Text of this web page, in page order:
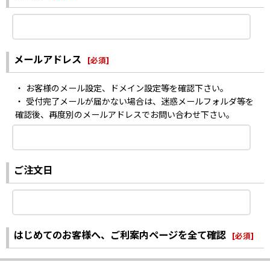
メールアドレス [必須]
・ お客様のメール設定、ドメイン設定等を確認下さい。
・ 受付完了メールが届かない場合は、迷惑メールフォルダ等を
確認後、再度別のメールアドレスでお問い合わせ下さい。
ご注文日
はじめてのお客様へ、ご利案内ページを全て確認 [必須]